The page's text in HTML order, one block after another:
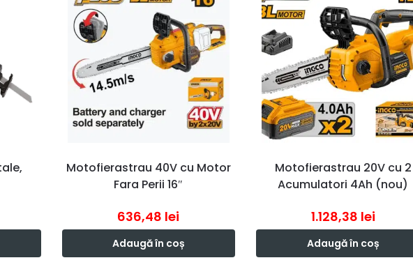
Motofierastrau 40V cu Motor
Fara Perii 16″
636,48 lei
Adaugă în coș
Motofierastrau 20V cu 2
Acumulatori 4Ah (nou)
1.128,38 lei
Adaugă în coș